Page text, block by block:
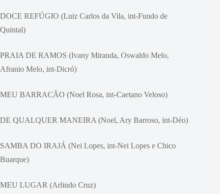
DOCE REFÚGIO (Luiz Carlos da Vila, int-Fundo de
Quintal)
PRAIA DE RAMOS (Ivany Miranda, Oswaldo Melo,
Afranio Melo, int-Dicró)
MEU BARRACÃO (Noel Rosa, int-Caetano Veloso)
DE QUALQUER MANEIRA (Noel, Ary Barroso, int-Déo)
SAMBA DO IRAJÁ (Nei Lopes, int-Nei Lopes e Chico
Buarque)
MEU LUGAR (Arlindo Cruz)